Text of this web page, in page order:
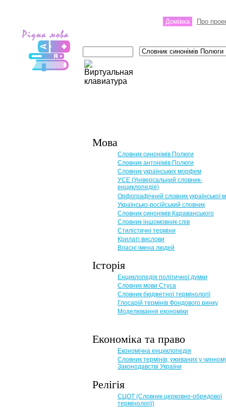
Домівка Про
Мова
Словник синонімів Полюги
Словник антонімів Полюги
Словник українських морфем
УСЕ (Універсальний словник-
енциклопедія)
Орфографічний словник української
Українсько-російський словник
Словник синонімів Караванського
Словник іншомовник слів
Стилістичні терміни
Крилаті вислови
Власні імена людей
Історія
Енциклопедія політичної думки
Словник мови Стуса
Словник бюджетної термінології
Глосарій термінів Фондового ринку
Моделювання економіки
Економіка та право
Eкономічна енциклопедія
Словник термінів, уживаних у
Законодавстві України
Релігія
СЦОТ (Словник церковно-обрядової
термінології)